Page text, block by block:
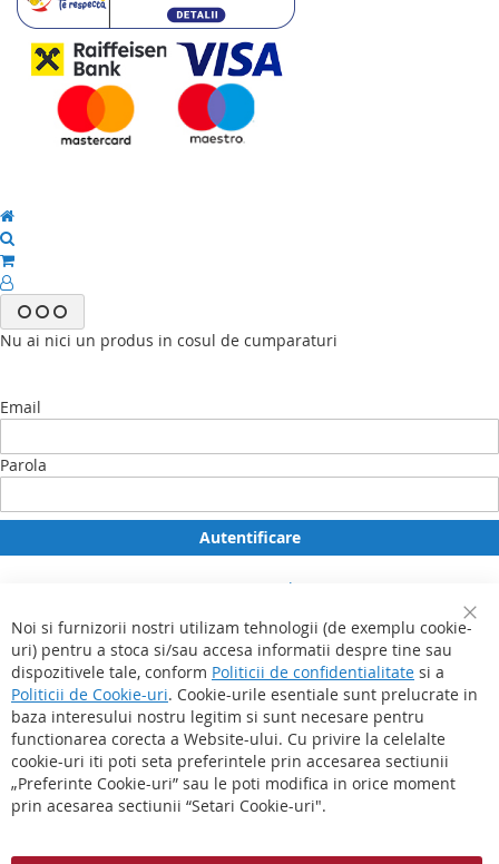
Nu ai nici un produs in cosul de cumparaturi
Email
Parola
Autentificare
Ti-ai uitat parola?
Contul meu
Favorite
Comenzile mele
Contacteaza-ne
Noi si furnizorii nostri utilizam tehnologii (de exemplu cookie-
uri) pentru a stoca si/sau accesa informatii despre tine sau
dispozitivele tale, conform Politicii de confidentialitate si a
Politicii de Cookie-uri. Cookie-urile esentiale sunt prelucrate in
baza interesului nostru legitim si sunt necesare pentru
functionarea corecta a Website-ului. Cu privire la celelalte
cookie-uri iti poti seta preferintele prin accesarea sectiunii
„Preferinte Cookie-uri” sau le poti modifica in orice moment
prin acesarea sectiunii “Setari Cookie-uri".